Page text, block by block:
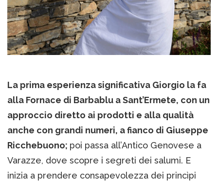
La prima esperienza significativa Giorgio la fa
alla Fornace di Barbablu a Sant’Ermete, con un
approccio diretto ai prodotti e alla qualità
anche con grandi numeri, a fianco di Giuseppe
Ricchebuono; poi passa all’Antico Genovese a
Varazze, dove scopre i segreti dei salumi. E
inizia a prendere consapevolezza dei princìpi